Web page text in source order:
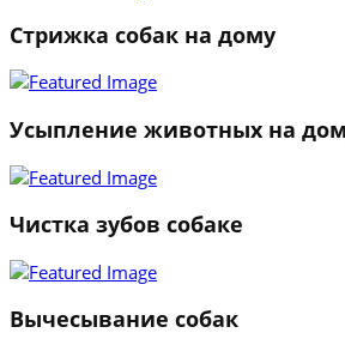
Стрижка собак на дому
Усыпление животных на
Чистка зубов собаке
Вычесывание собак